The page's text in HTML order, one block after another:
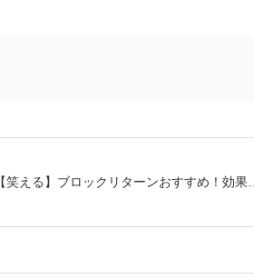
【笑える】ブロックリターンおすすめ！効果…